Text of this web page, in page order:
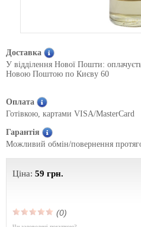
Доставка
У відділення Нової Пошти:
Новою Поштою по Києву 60
Оплата
Готівкою, картами VISA/MasterCard
Гарантія
Можливий обмін/повернення
Ціна: 59 грн.
(0)